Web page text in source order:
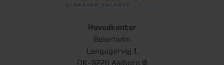
Hovedkontor
Beierholm
Langagervej 1
DK-9220 Aalborg Ø